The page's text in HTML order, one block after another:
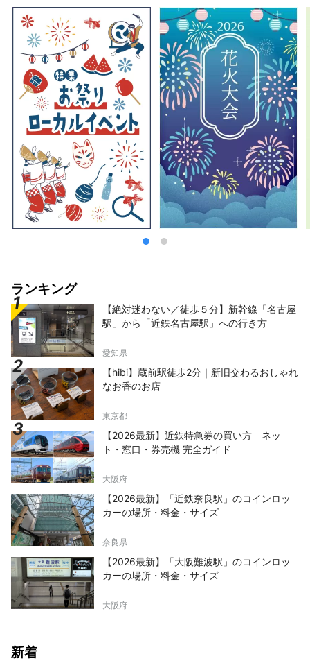
ランキング
【絶対迷わない／徒歩５分】新幹線「名古屋
駅」から「近鉄名古屋駅」への行き方
愛知県
【hibi】蔵前駅徒歩2分｜新旧交わるおしゃれ
なお香のお店
東京都
【2026最新】近鉄特急券の買い方 ネッ
ト・窓口・券売機 完全ガイド
大阪府
【2026最新】「近鉄奈良駅」のコインロッ
カーの場所・料金・サイズ
奈良県
【2026最新】「大阪難波駅」のコインロッ
カーの場所・料金・サイズ
大阪府
新着